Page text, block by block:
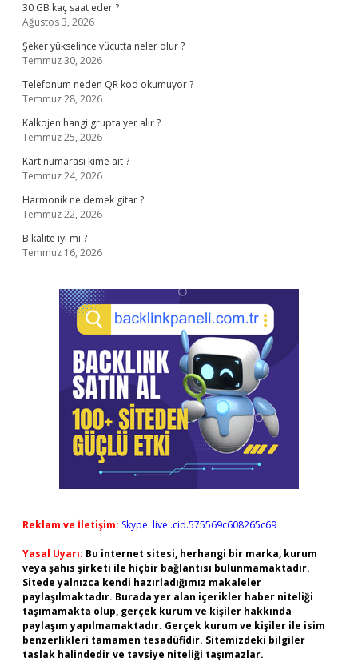
30 GB kaç saat eder ?
Ağustos 3, 2026
Şeker yükselince vücutta neler olur ?
Temmuz 30, 2026
Telefonum neden QR kod okumuyor ?
Temmuz 28, 2026
Kalkojen hangi grupta yer alır ?
Temmuz 25, 2026
Kart numarası kime ait ?
Temmuz 24, 2026
Harmonik ne demek gitar ?
Temmuz 22, 2026
B kalite iyi mi ?
Temmuz 16, 2026
Reklam ve İletişim: Skype: live:.cid.575569c608265c69
Yasal Uyarı: Bu internet sitesi, herhangi bir marka, kurum
veya şahıs şirketi ile hiçbir bağlantısı bulunmamaktadır.
Sitede yalnızca kendi hazırladığımız makaleler
paylaşılmaktadır. Burada yer alan içerikler haber niteliği
taşımamakta olup, gerçek kurum ve kişiler hakkında
paylaşım yapılmamaktadır. Gerçek kurum ve kişiler ile isim
benzerlikleri tamamen tesadüfidir. Sitemizdeki bilgiler
taslak halindedir ve tavsiye niteliği taşımazlar.